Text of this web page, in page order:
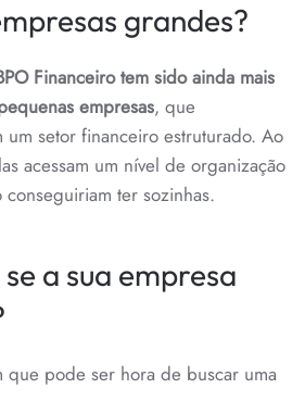
grandes?
Financeiro tem sido ainda mais
empresas, que
um setor financeiro estruturado. Ao
acessam um nível de organização
ter sozinhas.
a sua empresa
que pode ser hora de buscar uma